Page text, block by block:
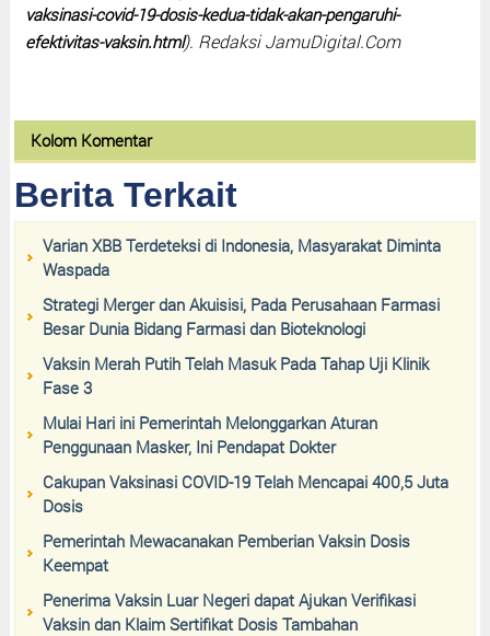
vaksinasi-covid-19-dosis-kedua-tidak-akan-pengaruhi-
efektivitas-vaksin.html). Redaksi JamuDigital.Com
Kolom Komentar
Berita Terkait
Varian XBB Terdeteksi di Indonesia, Masyarakat Diminta
Waspada
Strategi Merger dan Akuisisi, Pada Perusahaan Farmasi
Besar Dunia Bidang Farmasi dan Bioteknologi
Vaksin Merah Putih Telah Masuk Pada Tahap Uji Klinik
Fase 3
Mulai Hari ini Pemerintah Melonggarkan Aturan
Penggunaan Masker, Ini Pendapat Dokter
Cakupan Vaksinasi COVID-19 Telah Mencapai 400,5 Juta
Dosis
Pemerintah Mewacanakan Pemberian Vaksin Dosis
Keempat
Penerima Vaksin Luar Negeri dapat Ajukan Verifikasi
Vaksin dan Klaim Sertifikat Dosis Tambahan